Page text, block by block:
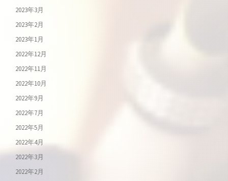
2023年3月
2023年2月
2023年1月
2022年12月
2022年11月
2022年10月
2022年9月
2022年7月
2022年5月
2022年4月
2022年3月
2022年2月